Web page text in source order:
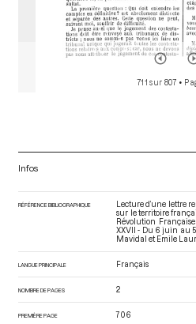
711 sur 807 •
Infos
RÉFÉRENCE BIBLIOGRAPHIQUE
Lecture d’une lettre
sur le territoire
Révolution
XXVII - Du 6 juin au 5
Mavidal et Emile
LANGUE PRINCIPALE Français
NOMBRE DE PAGES 2
PREMIÈRE PAGE 706